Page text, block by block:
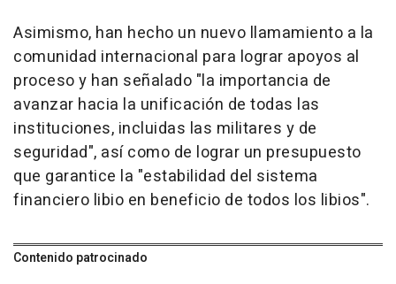
Asimismo, han hecho un nuevo llamamiento a la
comunidad internacional para lograr apoyos al
proceso y han señalado "la importancia de
avanzar hacia la unificación de todas las
instituciones, incluidas las militares y de
seguridad", así como de lograr un presupuesto
que garantice la "estabilidad del sistema
financiero libio en beneficio de todos los libios".
Contenido patrocinado